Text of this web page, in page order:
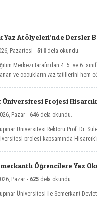
Yaz Atölyeleri’nde Dersler
Pazartesi - 510 defa okundu.
Merkezi tarafından 4. 5. ve 6.
ve çocukların yaz tatillerini hem
Üniversitesi Projesi
Pazar - 646 defa okundu.
Üniversitesi Rektörü Prof. Dr.
projesi kapsamında
Öğrencilere Yaz
Pazar - 625 defa okundu.
Üniversitesi ile Semerkant